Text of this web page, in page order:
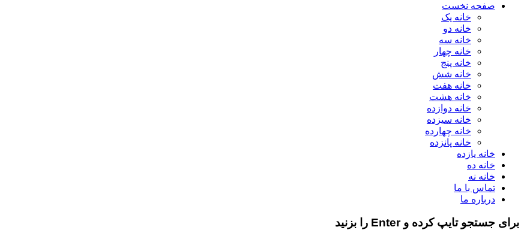
صفحه نخست
خانه یک
خانه دو
خانه سه
خانه چهار
خانه پنج
خانه شش
خانه هفت
خانه هشت
خانه دوازده
خانه سیزده
خانه چهارده
خانه پانزده
خانه یازده
خانه ده
خانه نه
تماس با ما
درباره ما
برای جستجو تایپ کرده و Enter را بزنید